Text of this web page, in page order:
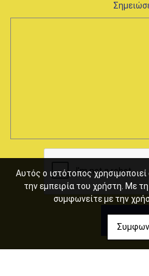
Αυτός ο ιστότοπος χρησιμοποιεί
την εμπειρία του χρήστη. Με
συμφωνείτε με την